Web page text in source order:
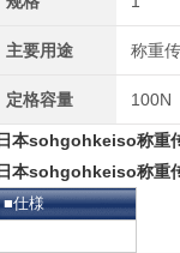
主要用途 称重
定格容量 100N
日本sohgohkeiso称重
日本sohgohkeiso称重
■仕様